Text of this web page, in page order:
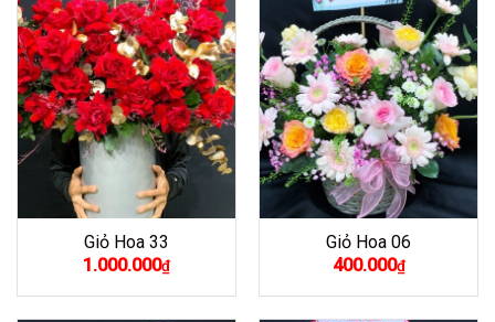
Giỏ Hoa 33
1.000.000₫
Giỏ Hoa 06
400.000₫